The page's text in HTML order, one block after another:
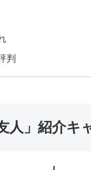
判
人」紹介キ